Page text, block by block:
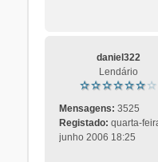
daniel322
Lendário
Mensagens: 3525
Registado: quarta-
junho 2006 18:25